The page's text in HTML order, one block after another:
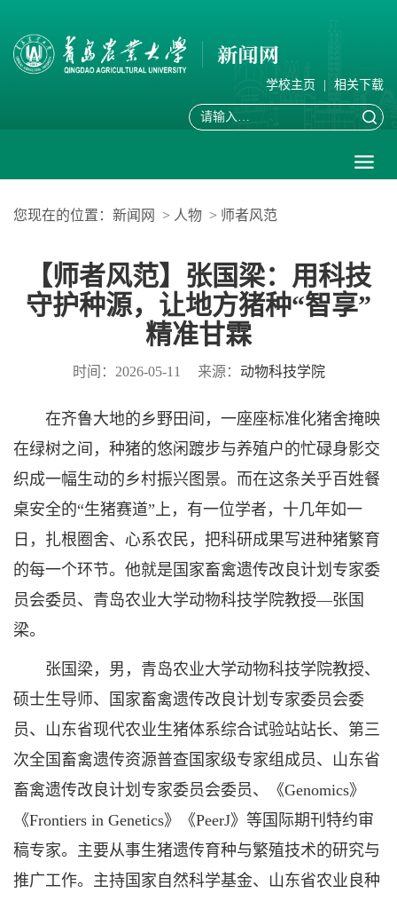
学校主页 相关下载
您现在的位置： 新闻网 > 人物 > 师者风范
【师者风范】张国梁：用科技
守护种源，让地方猪种“智享”
精准甘霖
时间：2026-05-11 来源： 动物科技学院
在齐鲁大地的乡野田间，一座座标准化猪舍掩映
在绿树之间，种猪的悠闲踱步与养殖户的忙碌身影交
织成一幅生动的乡村振兴图景。而在这条关乎百姓餐
桌安全的“生猪赛道”上，有一位学者，十几年如一
日，扎根圈舍、心系农民，把科研成果写进种猪繁育
的每一个环节。他就是国家畜禽遗传改良计划专家委
员会委员、青岛农业大学动物科技学院教授—张国
梁。
张国梁，男，青岛农业大学动物科技学院教授、
硕士生导师、国家畜禽遗传改良计划专家委员会委
员、山东省现代农业生猪体系综合试验站站长、第三
次全国畜禽遗传资源普查国家级专家组成员、山东省
畜禽遗传改良计划专家委员会委员、《Genomics》
《Frontiers in Genetics》《PeerJ》等国际期刊特约审
稿专家。主要从事生猪遗传育种与繁殖技术的研究与
推广工作。主持国家自然科学基金、山东省农业良种